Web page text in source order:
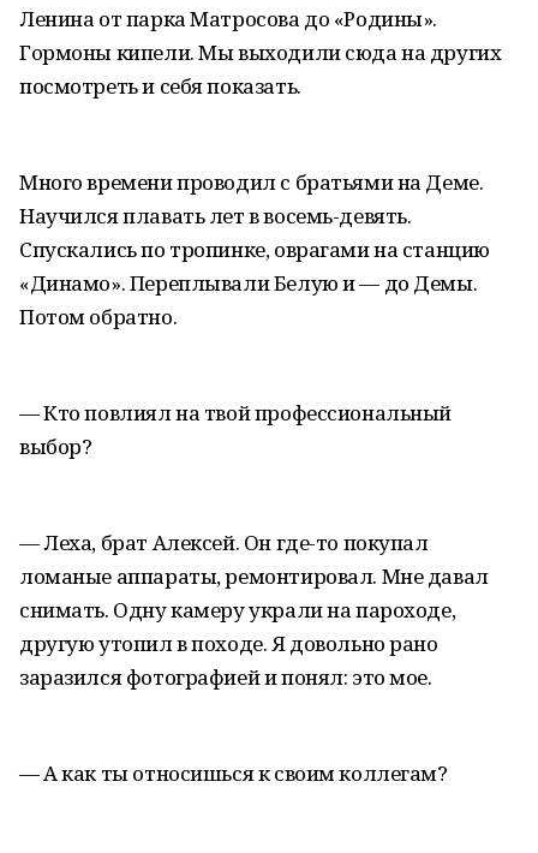
Ленина от парка Матросова до «Родины».
Гормоны кипели. Мы выходили сюда на других
посмотреть и себя показать.
Много времени проводил с братьями на Деме.
Научился плавать лет в восемь-девять.
Спускались по тропинке, оврагами на станцию
«Динамо». Переплывали Белую и — до Демы.
Потом обратно.
— Кто повлиял на твой профессиональный
выбор?
— Леха, брат Алексей. Он где-то покупал
ломаные аппараты, ремонтировал. Мне давал
снимать. Одну камеру украли на пароходе,
другую утопил в походе. Я довольно рано
заразился фотографией и понял: это мое.
— А как ты относишься к своим коллегам?